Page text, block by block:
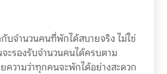
บจำนวนคนที่พักได้สบายจริง ไม่ใช่
ะรองรับจำนวนคนได้ครบตาม
ความว่าทุกคนจะพักได้อย่างสะดวก